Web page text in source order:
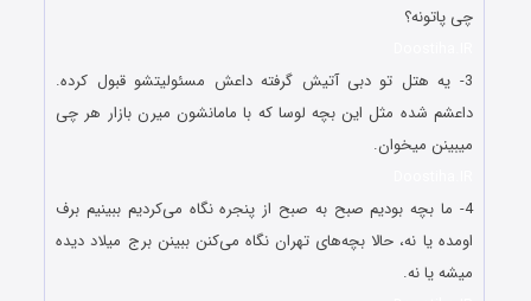
چی پاتونه؟
3- یه هتل تو دبی آتیش گرفته داعش مسئولیتشو قبول کرده.
داعشم شده مثل این بچه لوسا که با مامانشون میرن بازار هر چی
میبینن میخوان.
4- ما بچه بودیم صبح به صبح از پنجره نگاه می‌کردیم ببینیم برف
اومده یا نه، حالا بچه‌های تهران نگاه می‌کنن ببینن برج میلاد دیده
میشه یا نه.